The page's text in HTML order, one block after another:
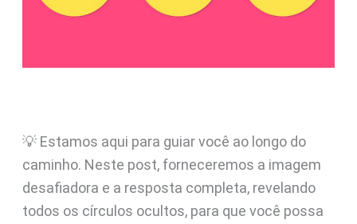
💡 Estamos aqui para guiar você ao longo do
caminho. Neste post, forneceremos a imagem
desafiadora e a resposta completa, revelando
todos os círculos ocultos, para que você possa